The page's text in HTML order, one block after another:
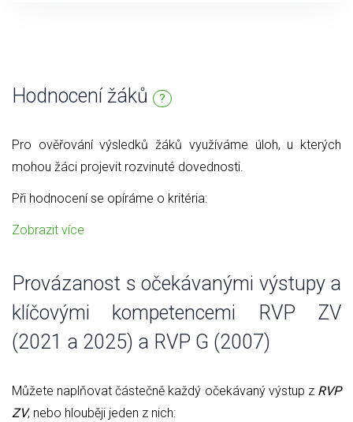
Hodnocení žáků ?
Pro ověřování výsledků žáků využíváme úloh, u kterých
mohou žáci projevit rozvinuté dovednosti.
Při hodnocení se opíráme o kritéria:
Zobrazit více
Provázanost s očekávanými výstupy a
klíčovými kompetencemi RVP ZV
(2021 a 2025) a RVP G (2007)
Můžete naplňovat částečně každý očekávaný výstup z RVP
ZV, nebo hlouběji jeden z nich: